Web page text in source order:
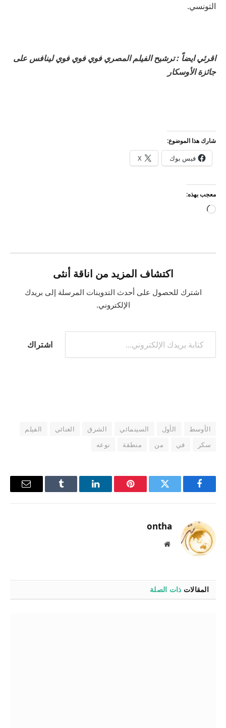
التونسي.
اقرئي ايضاً : ترشيح الفيلم المصري فوي فوي فوي لينافس على
جائزة الأوسكار
شارك هذا الموضوع:
فيس بوك X
معجب بهذه:
جاري
اكتشاف المزيد من اناقة أنثى
اشترك للحصول على أحدث التدوينات المرسلة إلى بريدك
الإلكتروني.
كتابة بريدك الإلكتروني...
اشتراك
الأوسط الأول السينمائي الشرق الغنائي
الفيلم
سكر
في من منطقة نوعه
فيسبوك تويتر بينتيريستلينكدإن Tumblr
البريد
ontha
موقع
المقالات ذات الصلة